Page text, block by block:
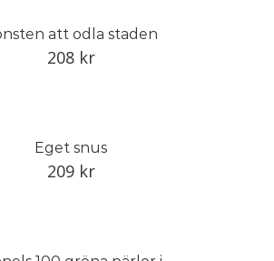
att odla staden
208 kr
Eget snus
209 kr